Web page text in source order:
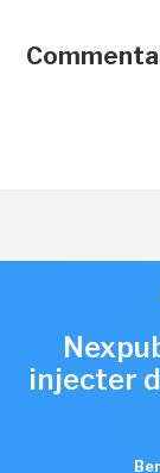
injecter